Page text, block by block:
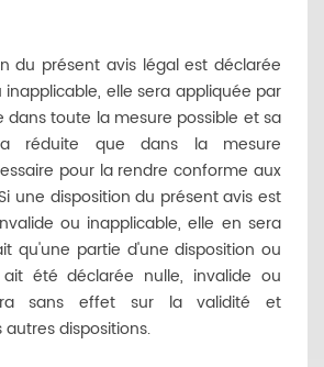
du présent avis légal est déclarée
inapplicable, elle sera appliquée par
dans toute la mesure possible et sa
réduite que dans la mesure
pour la rendre conforme aux
une disposition du présent avis est
ou inapplicable, elle en sera
qu'une partie d'une disposition ou
été déclarée nulle, invalide ou
sans effet sur la validité et
dispositions.